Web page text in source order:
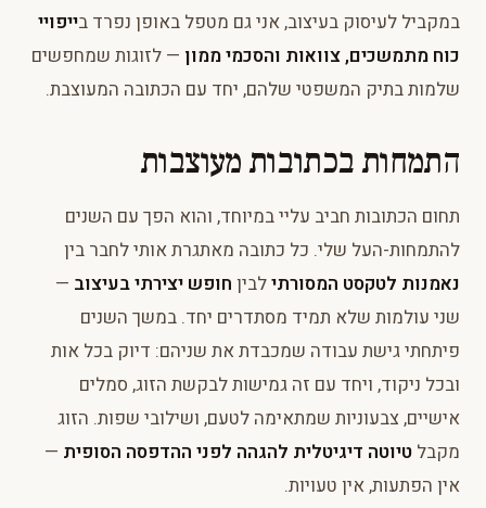
במקביל לעיסוק בעיצוב, אני גם מטפל באופן נפרד בייפויי
כוח מתמשכים, צוואות והסכמי ממון — לזוגות שמחפשים
שלמות בתיק המשפטי שלהם, יחד עם הכתובה המעוצבת.
התמחות בכתובות מעוצבות
תחום הכתובות חביב עליי במיוחד, והוא הפך עם השנים
להתמחות-העל שלי. כל כתובה מאתגרת אותי לחבר בין
נאמנות לטקסט המסורתילבין חופש יצירתי בעיצוב —
שני עולמות שלא תמיד מסתדרים יחד. במשך השנים
פיתחתי גישת עבודה שמכבדת את שניהם: דיוק בכל אות
ובכל ניקוד, ויחד עם זה גמישות לבקשת הזוג, סמלים
אישיים, צבעוניות שמתאימה לטעם, ושילובי שפות. הזוג
מקבל טיוטה דיגיטלית להגהה לפני ההדפסה הסופית —
אין הפתעות, אין טעויות.